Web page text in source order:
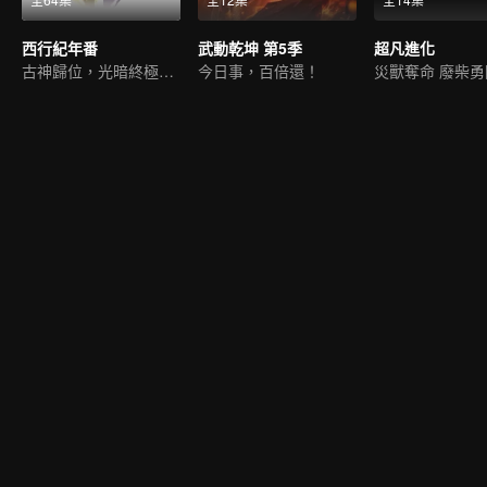
西行紀年番
古神歸位，光暗終極一戰
武動乾坤 第5季
今日事，百倍還！
超凡進化
災獸奪命 廢柴